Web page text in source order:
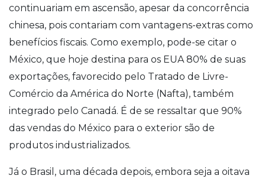
continuariam em ascensão, apesar da concorrência
chinesa, pois contariam com vantagens-extras como
benefícios fiscais. Como exemplo, pode-se citar o
México, que hoje destina para os EUA 80% de suas
exportações, favorecido pelo Tratado de Livre-
Comércio da América do Norte (Nafta), também
integrado pelo Canadá. É de se ressaltar que 90%
das vendas do México para o exterior são de
produtos industrializados.
Já o Brasil, uma década depois, embora seja a oitava